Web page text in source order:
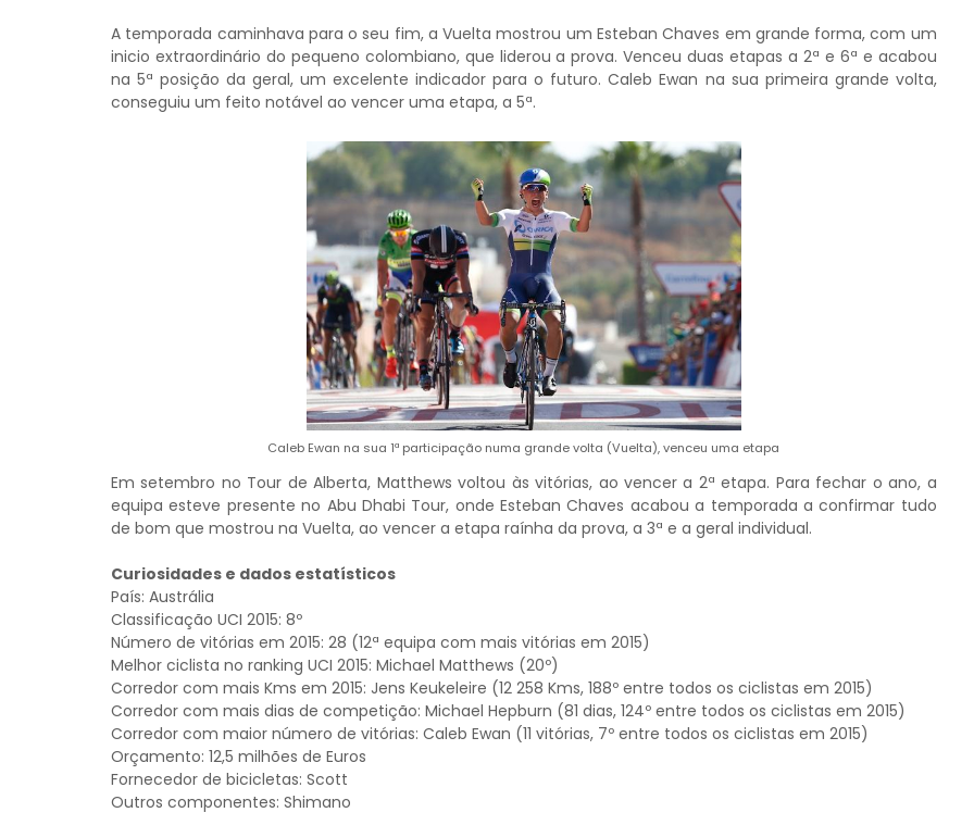
A temporada caminhava para o seu fim, a Vuelta mostrou um Esteban Chaves em grande forma, com um
inicio extraordinário do pequeno colombiano, que liderou a prova. Venceu duas etapas a 2ª e 6ª e acabou
na 5ª posição da geral, um excelente indicador para o futuro. Caleb Ewan na sua primeira grande volta,
conseguiu um feito notável ao vencer uma etapa, a 5ª.
Caleb Ewan na sua 1ª participação numa grande volta (Vuelta), venceu uma etapa
Em setembro no Tour de Alberta, Matthews voltou às vitórias, ao vencer a 2ª etapa. Para fechar o ano, a
equipa esteve presente no Abu Dhabi Tour, onde Esteban Chaves acabou a temporada a confirmar tudo
de bom que mostrou na Vuelta, ao vencer a etapa raínha da prova, a 3ª e a geral individual.
Curiosidades e dados estatísticos
País: Austrália
Classificação UCI 2015: 8º
Número de vitórias em 2015: 28 (12ª equipa com mais vitórias em 2015)
Melhor ciclista no ranking UCI 2015: Michael Matthews (20º)
Corredor com mais Kms em 2015: Jens Keukeleire (12 258 Kms, 188º entre todos os ciclistas em 2015)
Corredor com mais dias de competição: Michael Hepburn (81 dias, 124º entre todos os ciclistas em 2015)
Corredor com maior número de vitórias: Caleb Ewan (11 vitórias, 7º entre todos os ciclistas em 2015)
Orçamento: 12,5 milhões de Euros
Fornecedor de bicicletas: Scott
Outros componentes: Shimano